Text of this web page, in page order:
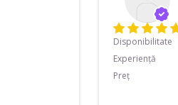
Disponibilitate
Experiență
Preț